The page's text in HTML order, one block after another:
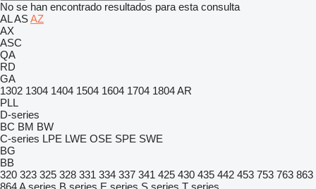
No se han encontrado resultados para esta consulta
ALASAZ
AX
ASC
QA
RD
GA
1302 1304 1404 1504 1604 1704 1804AR
PLL
D-series
BC BM BW
C-series LPE LWE OSE SPE SWE
BG
BB
320 323 325 328 331 334 337 341 425 430 435 442 453 753 763 863
864A series B series E series S series T series